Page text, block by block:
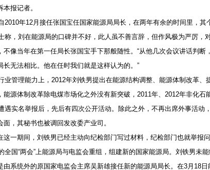
报记者。
年12月接任张国宝任国家能源局局长，在两年有余的时间里，其
，刘在能源局的口碑并不好，此人虽不善言辞，但作风极为严厉，
不像当年在第一任局长张国宝手下那般随性。“从他几次会议讲话判
长无法相比。他在任时我们就是这样认为的。”
管理能力上，2012年刘铁男提出在能源结构调整、能源体制改革、
能源体制改革除电煤市场化之外没有新突破，2011年、2012年非化石
实名举报后，先后有四次公开活动。除此之外，不再出席外事活动
面，其秘书也被调回发改委产业司。
这一期间，刘铁男已经主动向纪检部门写过材料，纪检部门也就举报问
国“两会”上能源局与电监会重组，组建新的国家能源局。刘铁男未
由系统外的原国家电监会主席吴新雄接任新的能源局局长。在3月18